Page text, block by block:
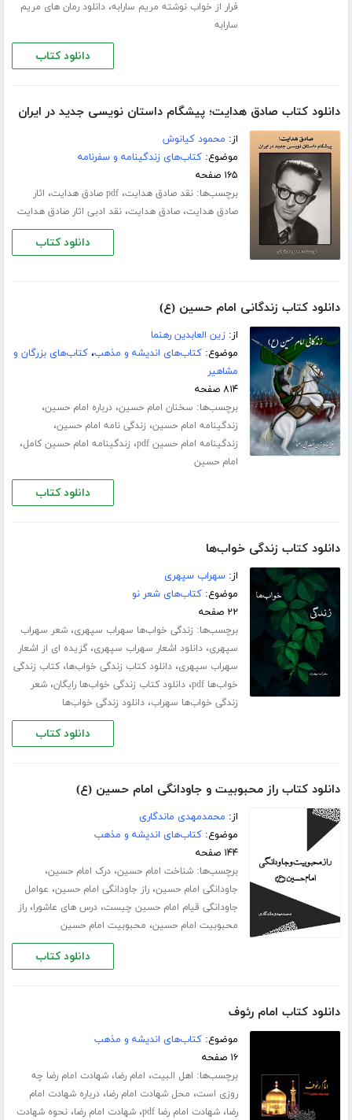
فرار از خواب نوشته مریم سارابه،دانلود رمان های مریم
سارابه
دانلود کتاب
دانلود کتاب صادق هدایت؛ پیشگام داستان نویسی جدید در ایران
از: محمود کیانوش
موضوع:کتاب‌های زندگینامه و سفرنامه
۱۶۵ صفحه
برچسب‌ها:نقد صادق هدایت،pdf صادق هدایت ، اثار
صادق هدایت،صادق هدایت،نقد ادبی اثار صادق هدایت
دانلود کتاب
دانلود کتاب زندگانی امام حسین (ع)
از:زین العابدین رهنما
موضوع:کتاب‌های اندیشه و مذهب،کتاب‌های بزرگان و
مشاهیر
۸۱۴ صفحه
برچسب‌ها: سخنان امام حسین،درباره امام حسین،
زندگینامه امام حسین، زندگی نامه امام حسین،
زندگینامه امام حسین pdf ، زندگینامه امام حسین کامل،
امام حسین
دانلود کتاب
دانلود کتاب زندگی خواب‌ها
از:سهراب سپهری
موضوع:کتاب‌های شعر نو
۲۲ صفحه
برچسب‌ها: زندگی خواب‌ها سهراب سپهری،شعر سهراب
سپهری،دانلود اشعار سهراب سپهری،گزیده ای از اشعار
سهراب سپهری،دانلود کتاب زندگی خواب‌ها،کتاب زندگی
خواب‌ها pdf
،دانلود کتاب زندگی خواب‌ها رایگان،شعر
زندگی خواب‌ها سهراب،دانلود زندگی خواب‌ها
دانلود کتاب
دانلود کتاب راز محبوبیت و جاودانگی امام حسین (ع)
از: محمدمهدی ماندگاری
موضوع:کتاب‌های اندیشه و مذهب
۱۴۴ صفحه
برچسب‌ها:شناخت امام حسین،درک امام حسین،
جاودانگی امام حسین،راز جاودانگی امام حسین، عوامل
جاودانگی قیام امام حسین چیست،درس های عاشورا،راز
محبوبیت امام حسین، محبوبیت امام حسین
دانلود کتاب
دانلود کتاب امام رئوف
موضوع:کتاب‌های اندیشه و مذهب
۱۶ صفحه
برچسب‌ها: اهل البیت، امام رضا،شهادت امام رضا چه
روزی است، محل شهادت امام رضا،درباره شهادت امام
رضا،شهادت امام رضا pdf ،شهادت امام رضا،نحوه شهادت